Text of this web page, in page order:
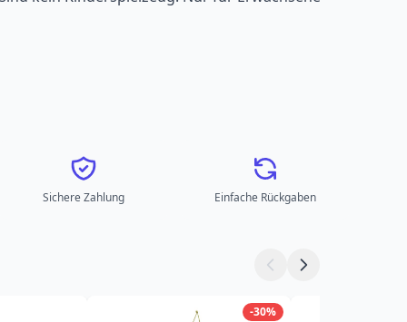
Sichere Zahlung Einfache Rückgaben
-30%